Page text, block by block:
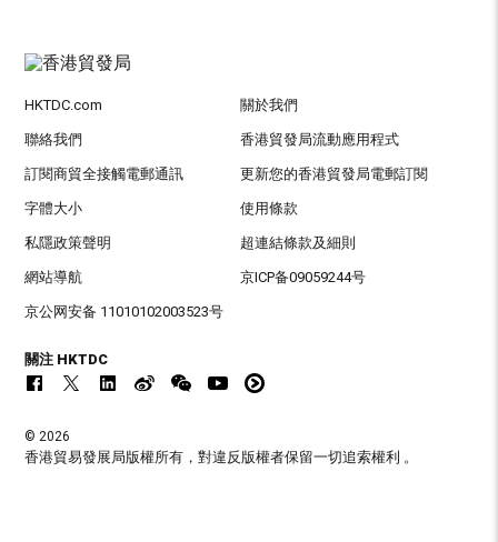
HKTDC.com 關於我們
聯絡我們 香港貿發局流動應用程式
訂閱商貿全接觸電郵通訊 更新您的香港貿發局電郵訂閱
字體大小 使用條款
私隱政策聲明 超連結條款及細則
網站導航 京ICP备09059244号
京公网安备 11010102003523号
關注 HKTDC
© 2026
香港貿易發展局版權所有，對違反版權者保留一切追索權利 。